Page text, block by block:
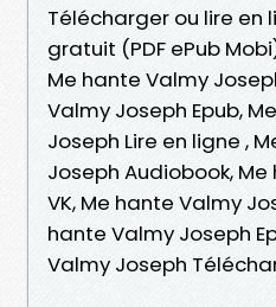
Télécharger ou lire en
gratuit (PDF ePub
Me hante Valmy
Valmy Joseph Epub,
Joseph Lire en ligne ,
Joseph Audiobook,
VK, Me hante Valmy
hante Valmy Joseph
Valmy Joseph